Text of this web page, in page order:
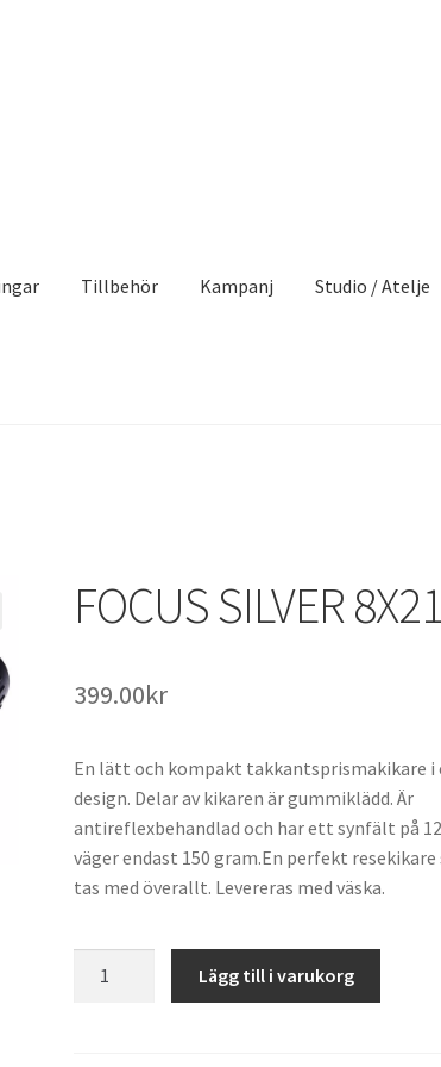
Tillbehör Kampanj Studio / Atelje
FOCUS SILVER 8X21
399.00kr
En lätt och kompakt takkantsprismakikare i
design. Delar av kikaren är gummiklädd. Är
antireflexbehandlad och har ett synfält på
väger endast 150 gram.En perfekt
tas med överallt. Levereras med väska.
Lägg till i varukorg